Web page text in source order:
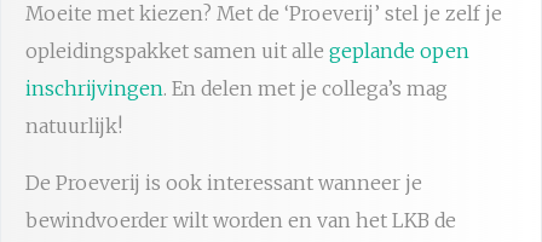
Moeite met kiezen? Met de ‘Proeverij’ stel je zelf je
opleidingspakket samen uit alle geplande open
inschrijvingen. En delen met je collega’s mag
natuurlijk!
De Proeverij is ook interessant wanneer je
bewindvoerder wilt worden en van het LKB de